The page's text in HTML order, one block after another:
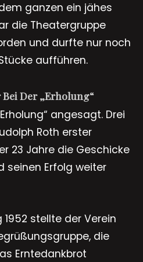
ganzen ein jähes
die Theatergruppe
und durfte nur noch
aufführen.
Der „Erholung“
angesagt. Drei
Roth erster
23 Jahre die Geschicke
seinen Erfolg weiter
stellte der Verein
die
Erntedankbrot